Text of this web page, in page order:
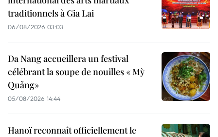
traditionnels à Gia Lai
06/08/2026 03:03
Da Nang accueillera un festival
célébrant la soupe de nouilles « Mỳ
Quảng»
05/08/2026 14:44
Hanoï reconnaît officiellement le